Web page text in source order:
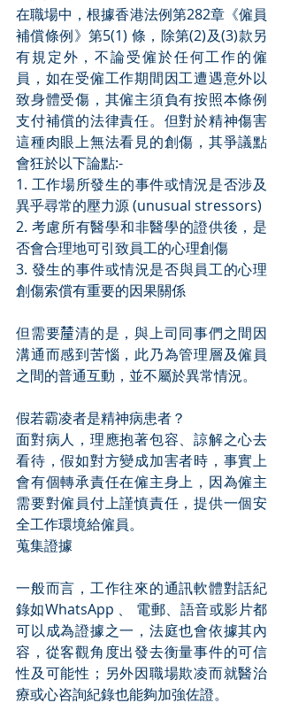
在職場中，根據香港法例第282章《僱員
補償條例》第5(1) 條，除第(2)及(3)款另
有規定外，不論受僱於任何工作的僱
員，如在受僱工作期間因工遭遇意外以
致身體受傷，其僱主須負有按照本條例
支付補償的法律責任。但對於精神傷害
這種肉眼上無法看見的創傷，其爭議點
會狂於以下論點:-
1. 工作場所發生的事件或情況是否涉及
異乎尋常的壓力源 (unusual stressors)
2. 考慮所有醫學和非醫學的證供後，是
否會合理地可引致員工的心理創傷
3. 發生的事件或情況是否與員工的心理
創傷索償有重要的因果關係
但需要𨤳清的是，與上司同事們之間因
溝通而感到苦惱，此乃為管理層及僱員
之間的普通互動，並不屬於異常情況。
假若霸凌者是精神病患者？
面對病人，理應抱著包容、諒解之心去
看待，假如對方變成加害者時，事實上
會有個轉承責任在僱主身上，因為僱主
需要對僱員付上謹慎責任，提供一個安
全工作環境給僱員。
蒐集證據
一般而言，工作往來的通訊軟體對話紀
錄如WhatsApp 、 電郵、語音或影片都
可以成為證據之一，法庭也會依據其內
容，從客觀角度出發去衡量事件的可信
性及可能性；另外因職場欺凌而就醫治
療或心咨詢紀錄也能夠加強佐證。